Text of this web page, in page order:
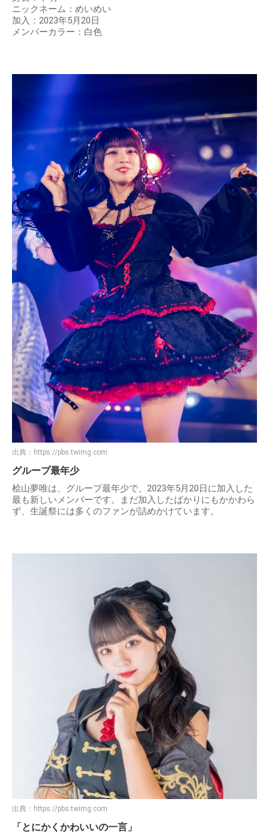
ニックネーム：めいめい
加入：2023年5月20日
メンバーカラー：白色
出典： https://pbs.twimg.com
グループ最年少
桧山夢唯は、グループ最年少で、2023年5月20日に加入した
最も新しいメンバーです。まだ加入したばかりにもかかわら
ず、生誕祭には多くのファンが詰めかけています。
出典： https://pbs.twimg.com
「とにかくかわいいの一言」